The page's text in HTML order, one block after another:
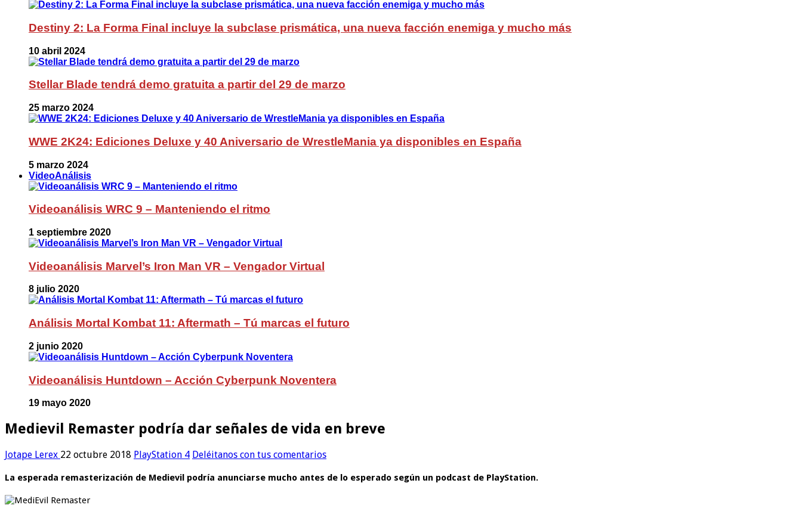
Destiny 2: La Forma Final incluye la subclase prismática, una nueva facción enemiga y mucho más
10 abril 2024
Stellar Blade tendrá demo gratuita a partir del 29 de marzo
25 marzo 2024
WWE 2K24: Ediciones Deluxe y 40 Aniversario de WrestleMania ya disponibles en España
5 marzo 2024
VideoAnálisis
Videoanálisis WRC 9 – Manteniendo el ritmo
1 septiembre 2020
Videoanálisis Marvel’s Iron Man VR – Vengador Virtual
8 julio 2020
Análisis Mortal Kombat 11: Aftermath – Tú marcas el futuro
2 junio 2020
Videoanálisis Huntdown – Acción Cyberpunk Noventera
19 mayo 2020
Medievil Remaster podría dar señales de vida en breve
Jotape Lerex 22 octubre 2018 PlayStation 4 Deléitanos con tus comentarios
La esperada remasterización de Medievil podría anunciarse mucho antes de lo esperado según un podcast de PlayStation.